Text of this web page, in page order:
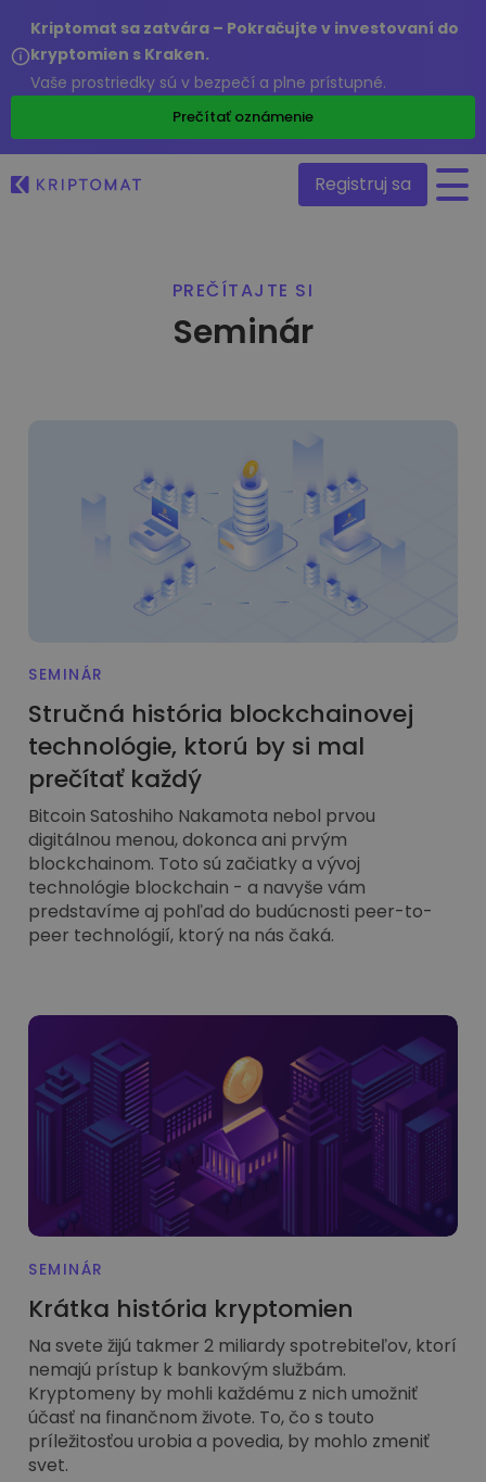
Kriptomat sa zatvára – Pokračujte v investovaní do
kryptomien s Kraken.
Vaše prostriedky sú v bezpečí a plne prístupné.
Prečítať oznámenie
Viac ako 300+ kryptomien
Top Rastúce a Klesajúce
Čo ak by som kúpil za 100€…
...dnes by mal hodnotu
Inteligentné portfóliá
Inteligentný spôsob investovania do kryptomien
Kriptomat Peňaženka
Bezpečná a jednoduchá krypto peňaženka
KriptoEarn
Získajte odmeny za svoje krypto
Trezor
Odložte si kryptomeny pre svoju budúcnosť
Opakovaný nákup
Pravidelné plánované investície (DCA)
Upozornenia na cenu
Aktualizované ceny vašich obľúbených tokenov v reálnom čase
Inteligentné poznatky pre optimálny výkon
Registruj sa
/
PREČÍTAJTE SI
Seminár
SEMINÁR
Stručná história blockchainovej
technológie, ktorú by si mal
prečítať každý
Bitcoin Satoshiho Nakamota nebol prvou
digitálnou menou, dokonca ani prvým
blockchainom. Toto sú začiatky a vývoj
technológie blockchain - a navyše vám
predstavíme aj pohľad do budúcnosti peer-to-
peer technológií, ktorý na nás čaká.
SEMINÁR
Krátka história kryptomien
Na svete žijú takmer 2 miliardy spotrebiteľov, ktorí
nemajú prístup k bankovým službám.
Kryptomeny by mohli každému z nich umožniť
účasť na finančnom živote. To, čo s touto
príležitosťou urobia a povedia, by mohlo zmeniť
svet.